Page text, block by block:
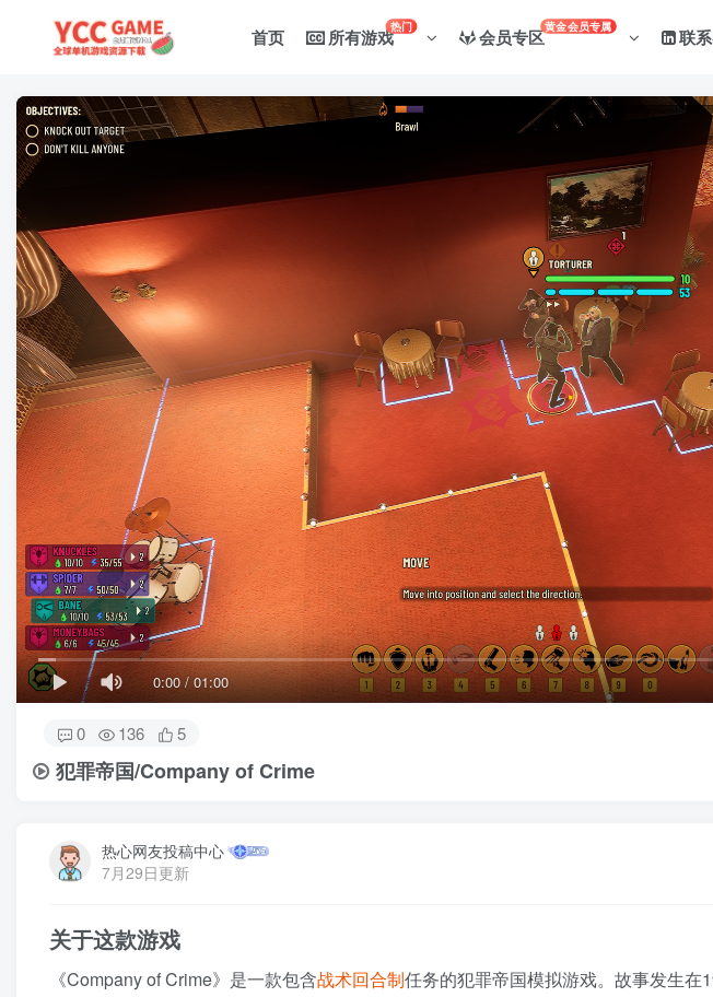
首页 所有游戏热门 会员专区黄金会员专属 联
0:00/01:00
0 136 5
犯罪帝国/Company of Crime
热心网友投稿中心
7月29日更新
关于这款游戏
《Company of Crime》是一款包含战术回合制任务的犯罪帝国模拟游戏。故事发生